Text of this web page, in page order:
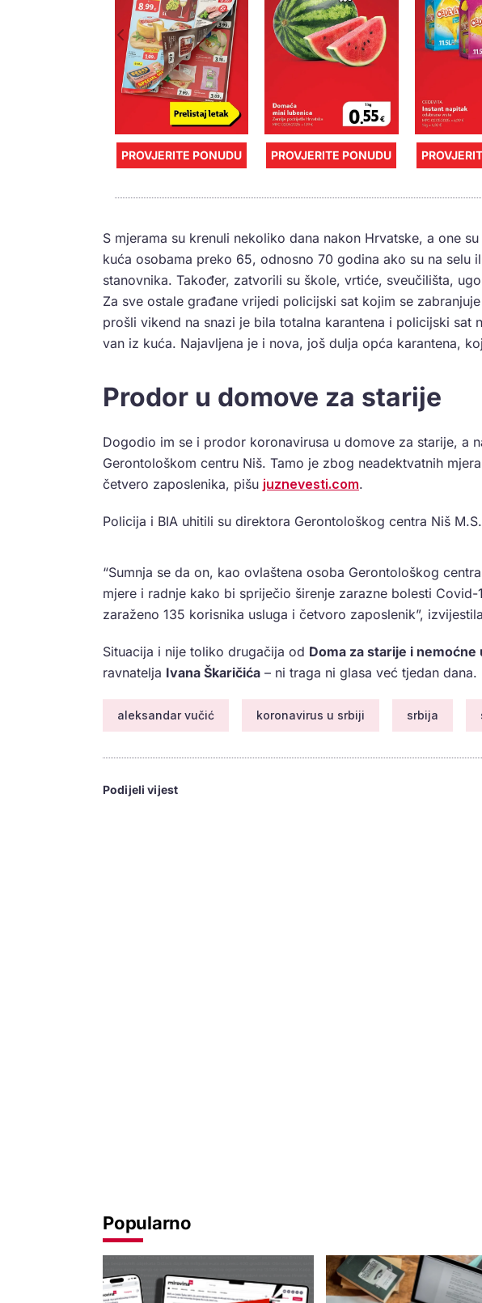
PROVJERITE PONUDU PROVJERITE PONUDU
S mjerama su krenuli nekoliko dana nakon Hrvatske, a one
kuća osobama preko 65, odnosno 70 godina ako su na selu
stanovnika. Također, zatvorili su škole, vrtiće, sveučilišta,
Za sve ostale građane vrijedi policijski sat kojim se
prošli vikend na snazi je bila totalna karantena i policijski sat
van iz kuća. Najavljena je i nova, još dulja opća karantena,
Prodor u domove za starije
Dogodio im se i prodor koronavirusa u domove za starije, a
Gerontološkom centru Niš. Tamo je zbog neadektvatnih
četvero zaposlenika, pišu juznevesti.com.
Policija i BIA uhitili su direktora Gerontološkog centra Niš
“Sumnja se da on, kao ovlaštena osoba Gerontološkog
mjere i radnje kako bi spriječio širenje zarazne bolesti
zaraženo 135 korisnika usluga i četvoro zaposlenik”,
Situacija i nije toliko drugačija od Doma za starije i nemoćne
ravnatelja Ivana Škaričića – ni traga ni glasa već tjedan dana.
aleksandar vučić koronavirus u srbiji srbija
Podijeli vijest
Popularno